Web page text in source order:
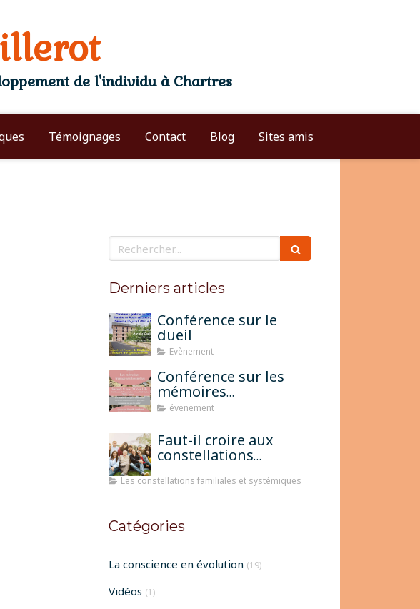
de l'individu à Chartres
Témoignages Contact Blog Sites amis
Rechercher
Derniers articles
Conférence sur le
dueil
Evènement
Conférence sur les
mémoires
transgénérationnelles
évenement
Faut-il croire aux
constellations
qu'elles fonctionnent?
Les constellations familiales et systémiques
Catégories
La conscience en évolution (19)
Vidéos (1)